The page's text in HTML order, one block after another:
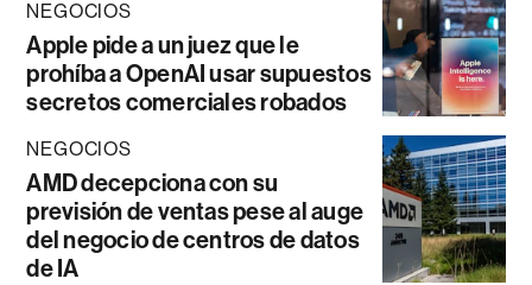
NEGOCIOS
Apple pide a un juez que le
prohíba a OpenAI usar supuestos
secretos comerciales robados
NEGOCIOS
AMD decepciona con su
previsión de ventas pese al auge
del negocio de centros de datos
de IA